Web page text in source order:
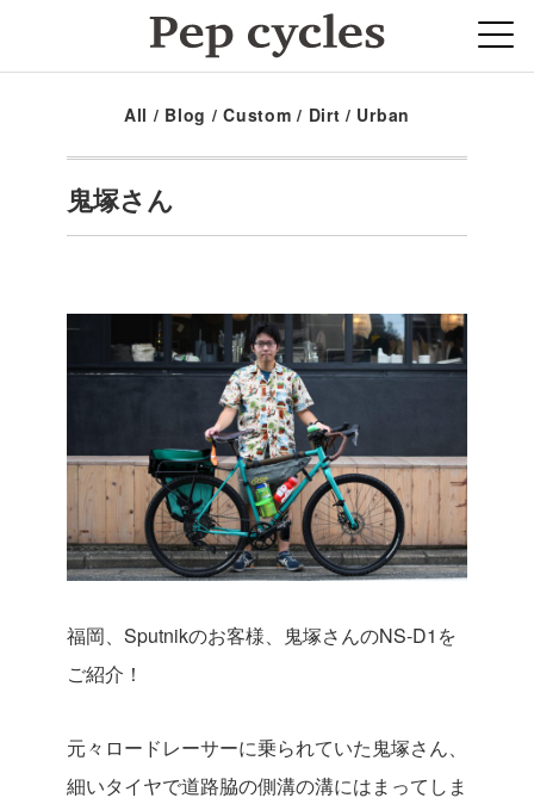
All / Blog /Custom / Dirt / Urban
鬼塚さん
福岡、Sputnikのお客様、鬼塚さんのNS-D1を
ご紹介！
元々ロードレーサーに乗られていた鬼塚さん、
細いタイヤで道路脇の側溝の溝にはまってしま